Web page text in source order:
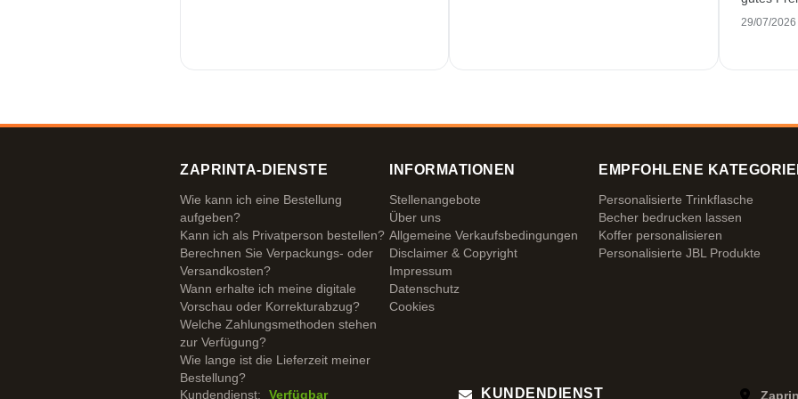
29/07/2026
ZAPRINTA-DIENSTE
Wie kann ich eine Bestellung
aufgeben?
Kann ich als Privatperson bestellen?
Berechnen Sie Verpackungs- oder
Versandkosten?
Wann erhalte ich meine digitale
Vorschau oder Korrekturabzug?
Welche Zahlungsmethoden stehen
zur Verfügung?
Wie lange ist die Lieferzeit meiner
Bestellung?
INFORMATIONEN
Stellenangebote
Über uns
Allgemeine Verkaufsbedingungen
Disclaimer & Copyright
Impressum
Datenschutz
Cookies
EMPFOHLENE
Personalisierte Trinkflasche
Becher bedrucken lassen
Koffer personalisieren
Personalisierte JBL Produkte
Kundendienst: Verfügbar KUNDENDIENST